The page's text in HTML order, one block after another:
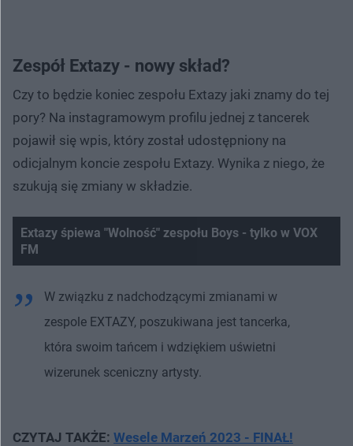
Zespół Extazy - nowy skład?
Czy to będzie koniec zespołu Extazy jaki znamy do tej
pory? Na instagramowym profilu jednej z tancerek
pojawił się wpis, który został udostępniony na
odicjalnym koncie zespołu Extazy. Wynika z niego, że
szukują się zmiany w składzie.
Extazy śpiewa "Wolność" zespołu Boys - tylko w VOX
FM
Spróbuj ponownie
W związku z nadchodzącymi zmianami w
zespole EXTAZY, poszukiwana jest tancerka,
która swoim tańcem i wdziękiem uświetni
wizerunek sceniczny artysty.
CZYTAJ TAKŻE: Wesele Marzeń 2023 - FINAŁ!